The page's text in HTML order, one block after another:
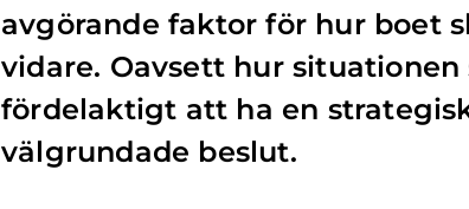
avgörande faktor för hur boet
vidare. Oavsett hur
fördelaktigt att ha en
välgrundade beslut.